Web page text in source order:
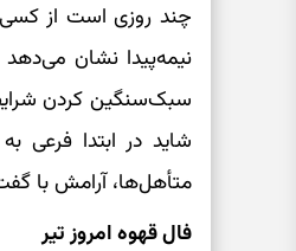
چند روزی است از کسی
نیمه‌پیدا نشان
سبک‌سنگین کردن
شاید در ابتدا فرعی
متأهل‌ها، آرامش با
فال قهوه امروز تیر